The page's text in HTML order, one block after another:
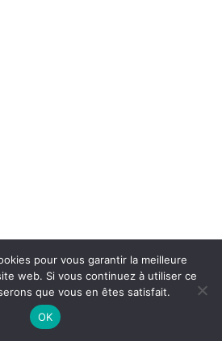
pour vous garantir la meilleure
web. Si vous continuez à utiliser ce
que vous en êtes satisfait.
OK